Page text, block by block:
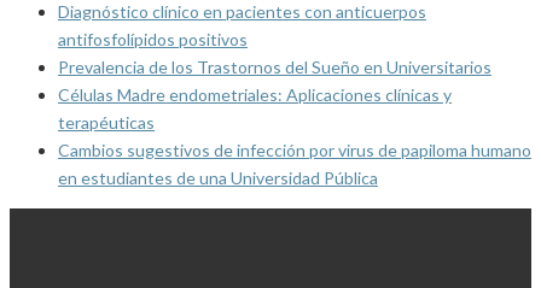
Diagnóstico clínico en pacientes con anticuerpos
antifosfolípidos positivos
Prevalencia de los Trastornos del Sueño en Universitarios
Células Madre endometriales: Aplicaciones clínicas y
terapéuticas
Cambios sugestivos de infección por virus de papiloma humano
en estudiantes de una Universidad Pública